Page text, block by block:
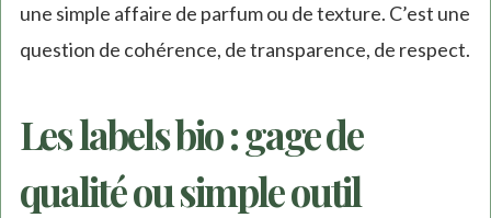
une simple affaire de parfum ou de texture. C’est une
question de cohérence, de transparence, de respect.
Les labels bio : gage de
qualité ou simple outil